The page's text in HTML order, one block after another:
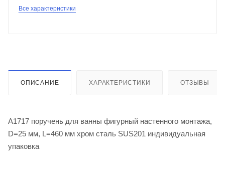
Все характеристики
ОПИСАНИЕ ХАРАКТЕРИСТИКИ ОТЗЫВЫ
A1717 поручень для ванны фигурный настенного монтажа,
D=25 мм, L=460 мм хром сталь SUS201 индивидуальная
упаковка